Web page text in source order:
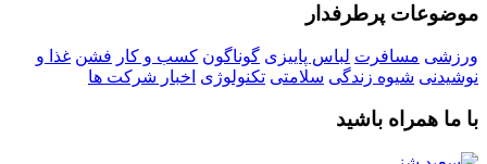
موضوعات پرطرفدار
ورزشی مسافرت لباس پاییزی گوناگون کسب و کار فشن غذا و
نوشیدنی شیوه زندگی سلامتی تکنولوژی اخبار شرکت ها
با ما همراه باشید